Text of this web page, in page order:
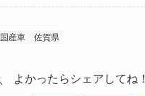
国産車 佐賀県
よかったらシェアしてね！